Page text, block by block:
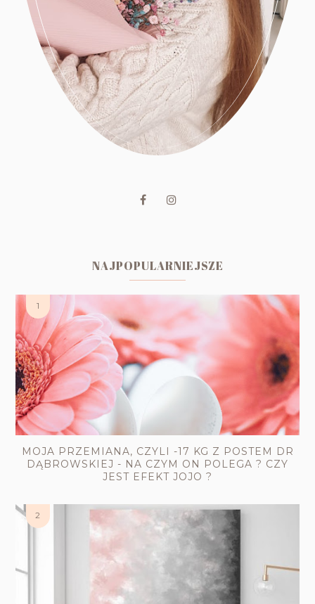
NAJPOPULARNIEJSZE
MOJA PRZEMIANA, CZYLI -17 KG Z POSTEM DR
DĄBROWSKIEJ - NA CZYM ON POLEGA ? CZY
JEST EFEKT JOJO ?